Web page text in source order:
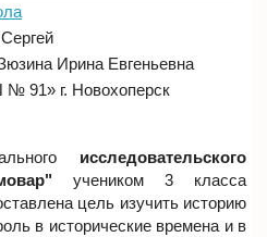
Ирина Евгеньевна
91» г. Новохоперск
исследовательского
учеником 3 класса
цель изучить историю
в исторические времена и в